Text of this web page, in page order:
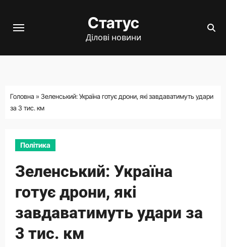
Статус
Ділові новини
Головна » Зеленський: Україна готує дрони, які завдаватимуть удари
за 3 тис. км
Політика
Зеленський: Україна
готує дрони, які
завдаватимуть удари за
3 тис. км